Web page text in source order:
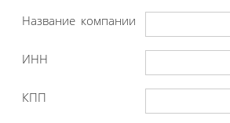
Название компании
ИНН
КПП